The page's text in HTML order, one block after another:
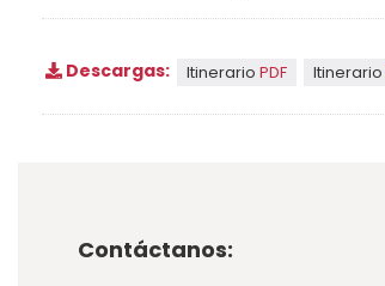
Descargas: Itinerario PDF Itinerario
Contáctanos: